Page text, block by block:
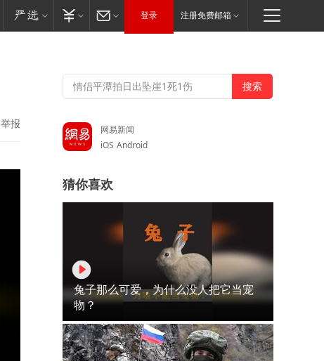
登录 注册免费邮箱
举报
网易新闻
iOS Android
猜你喜欢
兔子那么可爱，为什么没人把它当宠
物？